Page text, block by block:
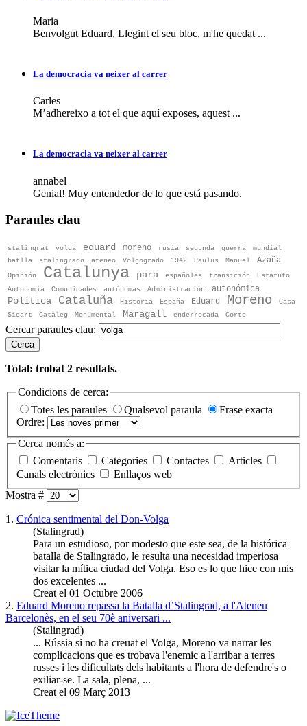
Maria
Benvolgut Eduard, Llegint el seu bloc, m'he quedat ...
La democracia va neixer al carrer
Carles
M’adhereixo a tot el que aquí exposes, aquest ...
La democracia va neixer al carrer
annabel
Genial! Muy entendedor de lo que está pasando.
Paraules clau
stalingrat volga eduard moreno rusia segunda guerra
mundial
batlla
stalingrado ateneo Volgogrado 1942 Paulus Manuel Azaña
Opinión Catalunya para españoles transición
Estatuto
Autonomía
Comunidades autónomas Administración autonómica
Política Cataluña Historia España Eduard Moreno
Casa
Sicart
Catàleg Monumental Maragall enderrocada Corte
Cercar paraules clau:
Cerca
Total: trobat 2 resultats.
Condicions de cerca:
Totes les paraules
Qualsevol paraula
Frase exacta
Ordre:
Cerca només a:
Comentaris
Categories Contactes
Articles
Canals electrònics
Enllaços web
Mostra #
1. Crónica sentimental del Don-Volga
(Stalingrad)
Para un estudioso, por modesto que este sea, de la histórica
batalla de Stalingrado, le resulta una necesidad imperiosa
visitar la mítica ciudad del Volga. Eso es lo que hice con mis
dos excelentes ...
Creat el 01 Octubre 2006
2. Eduard Moreno repassa la Batalla d’Stalingrad, a l'Ateneu
Barcelonès, en el seu 70è aniversari ...
(Stalingrad)
... Rússia si no ha creuat el Volga, Moreno va narrar les
complicacions que es trobava l'enemic a l'arribar a terres
russes i les dificultats dels habitants a l'hora de defendre's o
exiliar-se. La sala, plena, ...
Creat el 09 Març 2013